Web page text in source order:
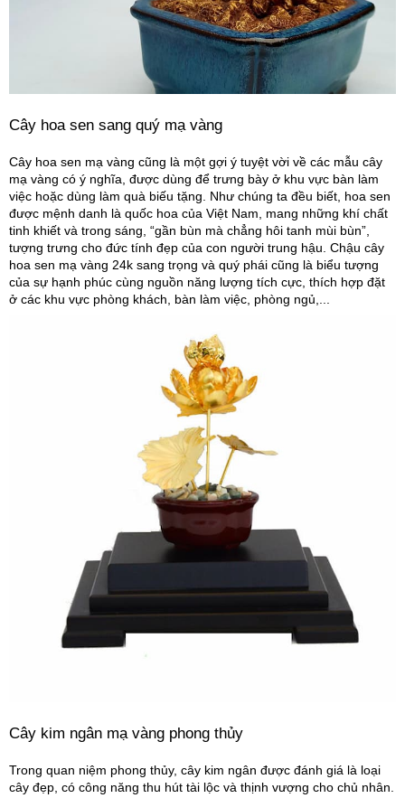
Cây hoa sen sang quý mạ vàng
Cây hoa sen mạ vàng cũng là một gợi ý tuyệt vời về các mẫu cây
mạ vàng có ý nghĩa, được dùng để trưng bày ở khu vực bàn làm
việc hoặc dùng làm quà biếu tặng. Như chúng ta đều biết, hoa sen
được mệnh danh là quốc hoa của Việt Nam, mang những khí chất
tinh khiết và trong sáng, “gần bùn mà chẳng hôi tanh mùi bùn”,
tượng trưng cho đức tính đẹp của con người trung hậu. Chậu cây
hoa sen mạ vàng 24k sang trọng và quý phái cũng là biểu tượng
của sự hạnh phúc cùng nguồn năng lượng tích cực, thích hợp đặt
ở các khu vực phòng khách, bàn làm việc, phòng ngủ,...
Cây kim ngân mạ vàng phong thủy
Trong quan niệm phong thủy, cây kim ngân được đánh giá là loại
cây đẹp, có công năng thu hút tài lộc và thịnh vượng cho chủ nhân.